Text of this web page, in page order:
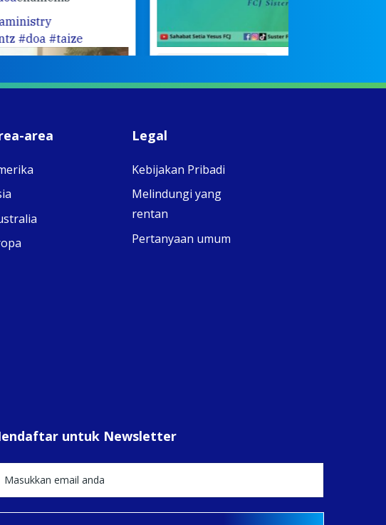
area Legal
Kebijakan Pribadi
Melindungi yang
rentan
Pertanyaan umum
untuk Newsletter